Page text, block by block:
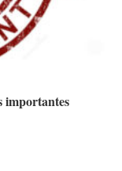
importantes